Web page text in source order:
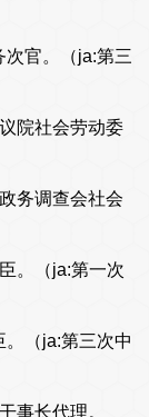
次官。（ja:第三
院社会劳动委
务调查会社会
。（ja:第一次
（ja:第三次中
事长代理。